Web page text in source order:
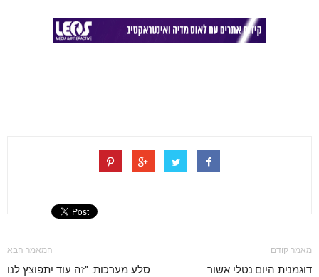
מאמר קודם
דוגמנית היום:נטלי אשור
המאמר הבא
סלע מערכות: "זה עוד יתפוצץ לנו